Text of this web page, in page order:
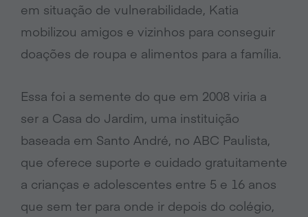
em situação de vulnerabilidade, Katia
mobilizou amigos e vizinhos para conseguir
doações de roupa e alimentos para a família.
Essa foi a semente do que em 2008 viria a
ser a Casa do Jardim, uma instituição
baseada em Santo André, no ABC Paulista,
que oferece suporte e cuidado gratuitamente
a crianças e adolescentes entre 5 e 16 anos
que sem ter para onde ir depois do colégio,